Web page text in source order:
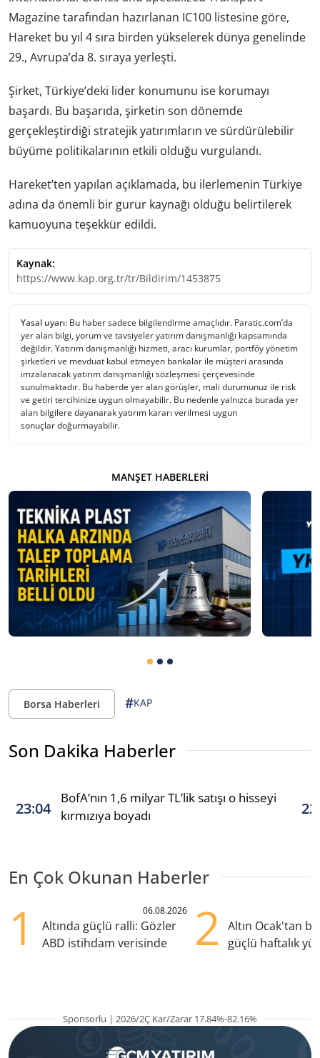
Magazine tarafından hazırlanan IC100 listesine göre,
Hareket bu yıl 4 sıra birden yükselerek dünya genelinde
29., Avrupa’da 8. sıraya yerleşti.
Şirket, Türkiye’deki lider konumunu ise korumayı
başardı. Bu başarıda, şirketin son dönemde
gerçekleştirdiği stratejik yatırımların ve sürdürülebilir
büyüme politikalarının etkili olduğu vurgulandı.
Hareket’ten yapılan açıklamada, bu ilerlemenin Türkiye
adına da önemli bir gurur kaynağı olduğu belirtilerek
kamuoyuna teşekkür edildi.
Kaynak:
https://www.kap.org.tr/tr/Bildirim/1453875
Yasal uyarı: Bu haber sadece bilgilendirme amaçlıdır. Paratic.com’da
yer alan bilgi, yorum ve tavsiyeler yatırım danışmanlığı kapsamında
değildir. Yatırım danışmanlığı hizmeti, aracı kurumlar, portföy yönetim
şirketleri ve mevduat kabul etmeyen bankalar ile müşteri arasında
imzalanacak yatırım danışmanlığı sözleşmesi çerçevesinde
sunulmaktadır. Bu haberde yer alan görüşler, mali durumunuz ile risk
ve getiri tercihinize uygun olmayabilir. Bu nedenle yalnızca burada yer
alan bilgilere dayanarak yatırım kararı verilmesi uygun
sonuçlar doğurmayabilir.
MANŞET HABERLERI
Borsa Haberleri #KAP
Son Dakika Haberler
23:04
BofA’nın 1,6 milyar TL’lik satışı o hisseyi
kırmızıya boyadı
En Çok Okunan Haberler
1 06.08.2026
Altında güçlü ralli: Gözler
ABD istihdam verisinde
2
Altın Ocak'tan
güçlü haftalık
Sponsorlu | 2026/2Ç Kar/Zarar 17.84%-82.16%